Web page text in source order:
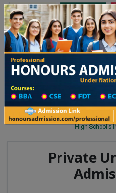
Toggle navigation
Updates
২০২৫-২৬ শিক্ষাবর্ষের ১ম বর্ষের ভর্তি আবেদন
High School in Jhenaidah Wise
High School's
Private